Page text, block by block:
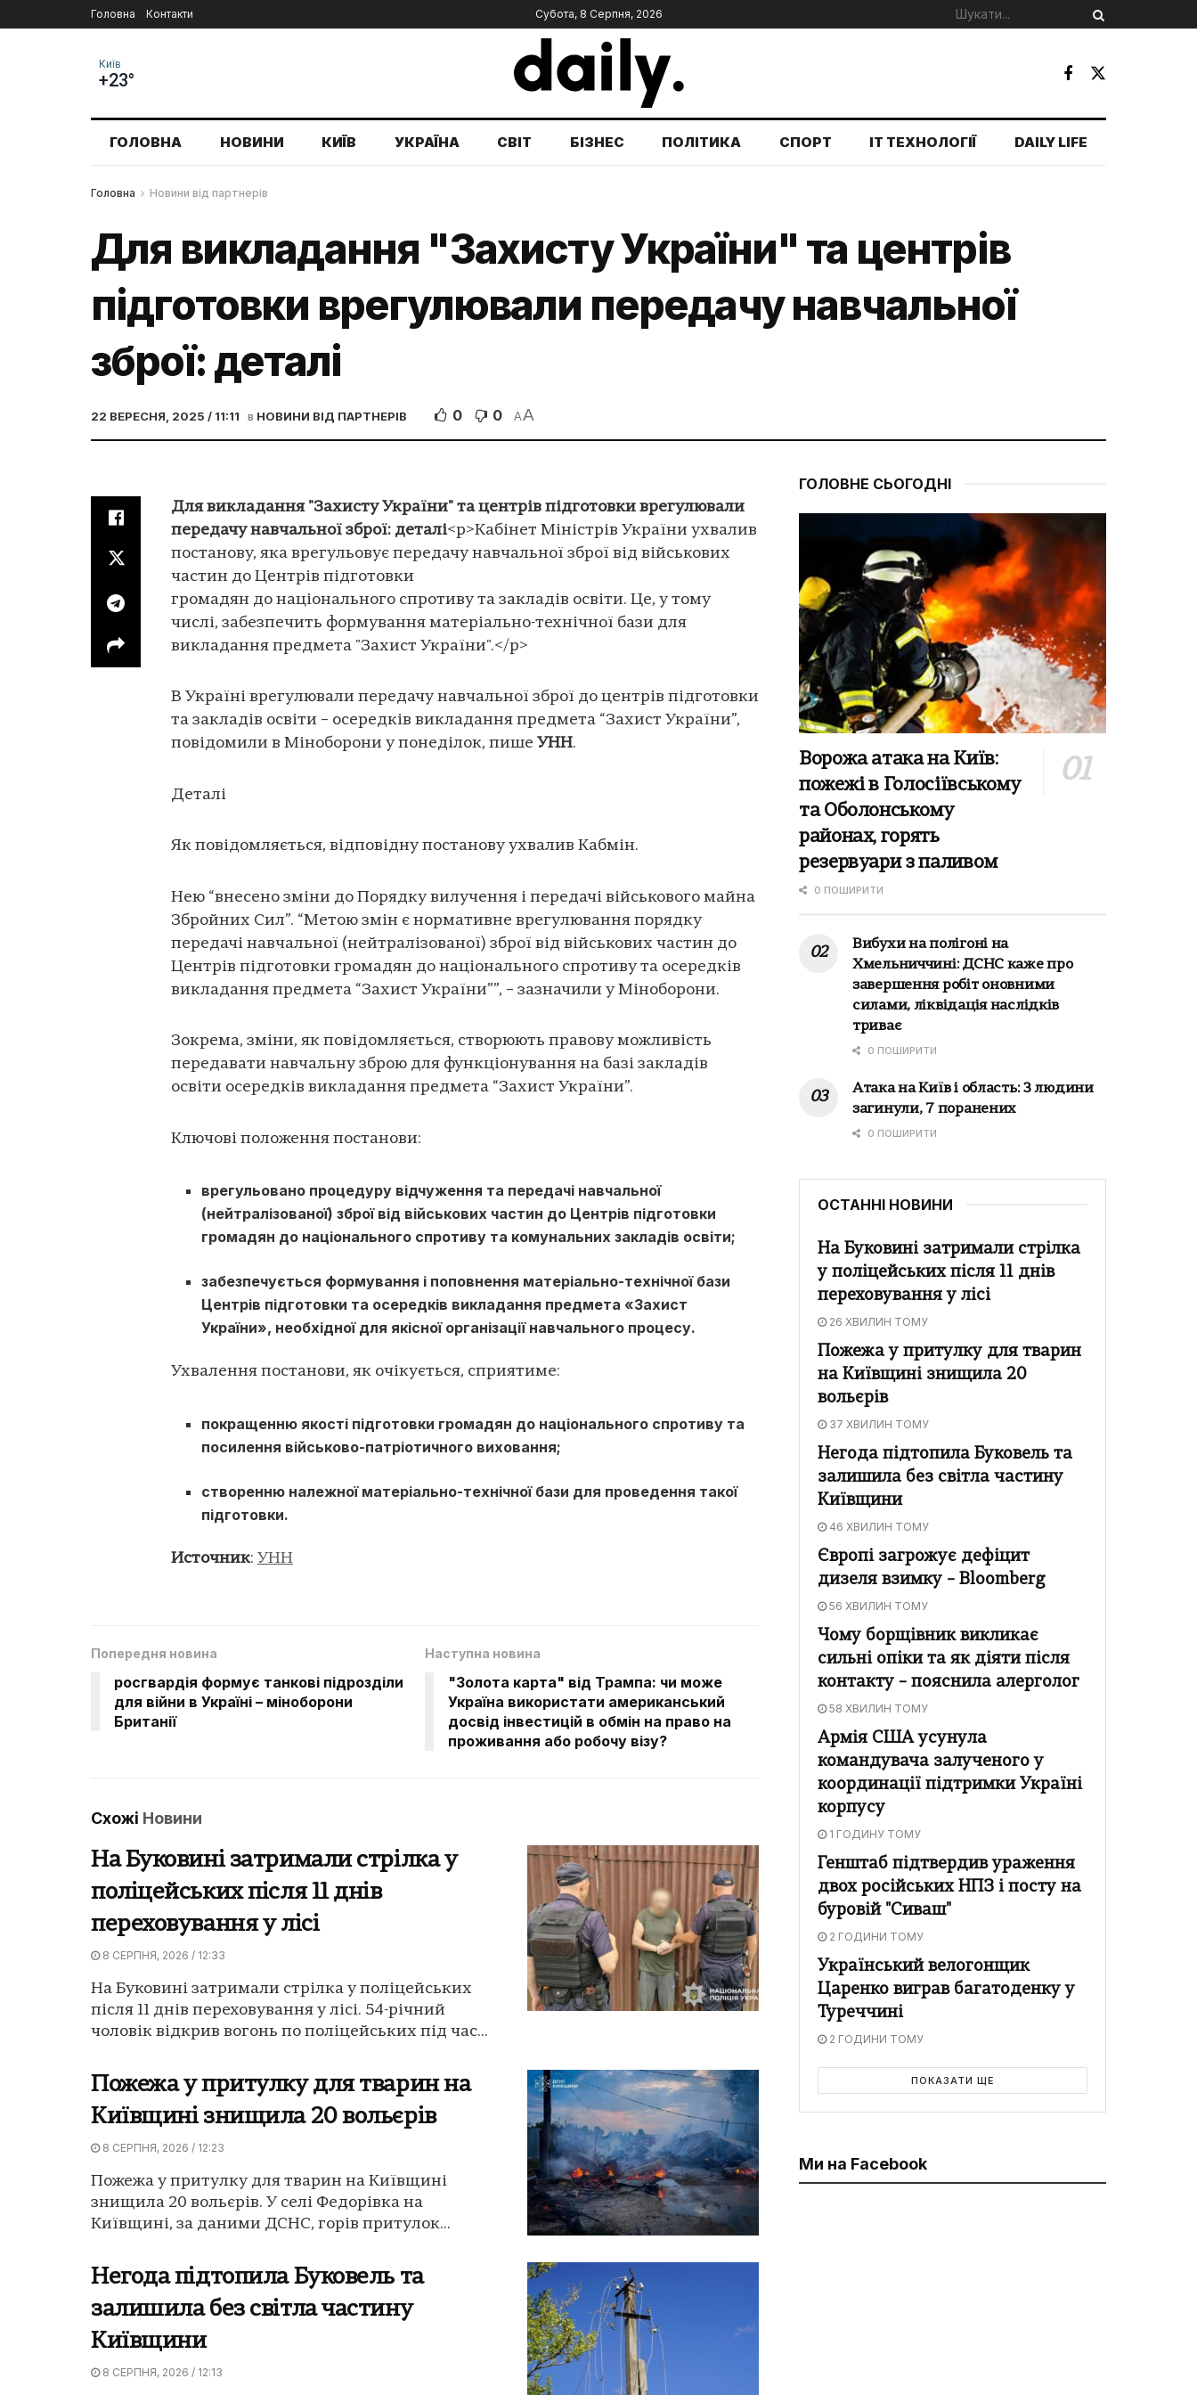
Головна Контакти Субота, 8 Серпня, 2026
Київ
+23°
ГОЛОВНА НОВИНИ КИЇВ УКРАЇНА СВІТ БІЗНЕС ПОЛІТИКА СПОРТ IT ТЕХНОЛОГІЇ DAILY LIFE
Головна Новини від партнерів
Для викладання "Захисту України" та центрів
підготовки врегулювали передачу навчальної
зброї: деталі
22 ВЕРЕСНЯ, 2025 / 11:11 в НОВИНИ ВІД ПАРТНЕРІВ 0 0 AA
Для викладання "Захисту України" та центрів підготовки врегулювали
передачу навчальної зброї: деталі<p>Кабінет Міністрів України ухвалив
постанову, яка врегульовує передачу навчальної зброї від військових
частин до Центрів підготовки
громадян до національного спротиву та закладів освіти. Це, у тому
числі, забезпечить формування матеріально-технічної бази для
викладання предмета "Захист України".</p>
В Україні врегулювали передачу навчальної зброї до центрів підготовки
та закладів освіти – осередків викладання предмета “Захист України”,
повідомили в Міноборони у понеділок, пише УНН.
Деталі
Як повідомляється, відповідну постанову ухвалив Кабмін.
Нею “внесено зміни до Порядку вилучення і передачі військового майна
Збройних Сил”. “Метою змін є нормативне врегулювання порядку
передачі навчальної (нейтралізованої) зброї від військових частин до
Центрів підготовки громадян до національного спротиву та осередків
викладання предмета “Захист України””, – зазначили у Міноборони.
Зокрема, зміни, як повідомляється, створюють правову можливість
передавати навчальну зброю для функціонування на базі закладів
освіти осередків викладання предмета “Захист України”.
Ключові положення постанови:
врегульовано процедуру відчуження та передачі навчальної
(нейтралізованої) зброї від військових частин до Центрів підготовки
громадян до національного спротиву та комунальних закладів освіти;
забезпечується формування і поповнення матеріально-технічної бази
Центрів підготовки та осередків викладання предмета «Захист
України», необхідної для якісної організації навчального процесу.
Ухвалення постанови, як очікується, сприятиме:
покращенню якості підготовки громадян до національного спротиву та
посилення військово-патріотичного виховання;
створенню належної матеріально-технічної бази для проведення такої
підготовки.
Источник: УНН
Попередня новина
росгвардія формує танкові підрозділи
для війни в Україні – міноборони
Британії
Наступна новина
"Золота карта" від Трампа: чи може
Україна використати американський
досвід інвестицій в обмін на право на
проживання або робочу візу?
Схожі Новини
На Буковині затримали стрілка у
поліцейських після 11 днів
переховування у лісі
8 СЕРПНЯ, 2026 / 12:33
На Буковині затримали стрілка у поліцейських
після 11 днів переховування у лісі. 54-річний
чоловік відкрив вогонь по поліцейських під час...
Пожежа у притулку для тварин на
Київщині знищила 20 вольєрів
8 СЕРПНЯ, 2026 / 12:23
Пожежа у притулку для тварин на Київщині
знищила 20 вольєрів. У селі Федорівка на
Київщині, за даними ДСНС, горів притулок...
Негода підтопила Буковель та
залишила без світла частину
Київщини
8 СЕРПНЯ, 2026 / 12:13
ГОЛОВНЕ СЬОГОДНІ
Ворожа атака на Київ:
пожежі в Голосіївському
та Оболонському
районах, горять
резервуари з паливом
0 ПОШИРИТИ
Вибухи на полігоні на
Хмельниччині: ДСНС каже про
завершення робіт оновними
силами, ліквідація наслідків
триває
0 ПОШИРИТИ
Атака на Київ і область: 3 людини
загинули, 7 поранених
0 ПОШИРИТИ
ОСТАННІ НОВИНИ
На Буковині затримали стрілка
у поліцейських після 11 днів
переховування у лісі
26 ХВИЛИН ТОМУ
Пожежа у притулку для тварин
на Київщині знищила 20
вольєрів
37 ХВИЛИН ТОМУ
Негода підтопила Буковель та
залишила без світла частину
Київщини
46 ХВИЛИН ТОМУ
Європі загрожує дефіцит
дизеля взимку – Bloomberg
56 ХВИЛИН ТОМУ
Чому борщівник викликає
сильні опіки та як діяти після
контакту – пояснила алерголог
58 ХВИЛИН ТОМУ
Армія США усунула
командувача залученого у
координації підтримки Україні
корпусу
1 ГОДИНУ ТОМУ
Генштаб підтвердив ураження
двох російських НПЗ і посту на
буровій "Сиваш"
2 ГОДИНИ ТОМУ
Український велогонщик
Царенко виграв багатоденку у
Туреччині
2 ГОДИНИ ТОМУ
ПОКАЗАТИ ЩЕ
Ми на Facebook